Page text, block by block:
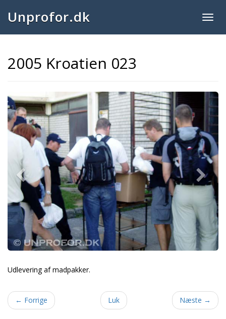
Unprofor.dk
2005 Kroatien 023
Previous
Udlevering af madpakker.
← Forrige Luk Næste →